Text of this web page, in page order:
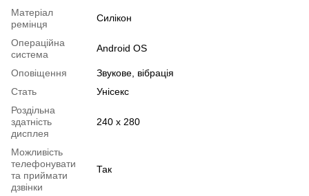
Матеріал
ремінця
Силікон
Операційна
система
Android OS
Оповіщення
Звукове, вібрація
Стать
Унісекс
Роздільна
здатність
дисплея
240 x 280
Можливість
телефонувати
та приймати
дзвінки
Так